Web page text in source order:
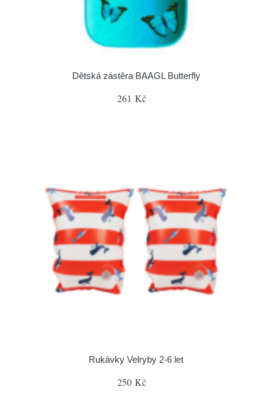
Dětská zástěra BAAGL Butterfly
261 Kč
Rukávky Velryby 2-6 let
250 Kč